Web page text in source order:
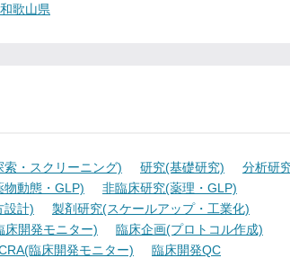
和歌山県
索・スクリーニング) 研究(基礎研究)
分析研
物動態・GLP)
非臨床研究(薬理・GLP)
設計)
製剤研究(スケールアップ・工業化)
床開発モニター)
臨床企画(プロトコル作成)
臨床開発モニター)
臨床開発QC